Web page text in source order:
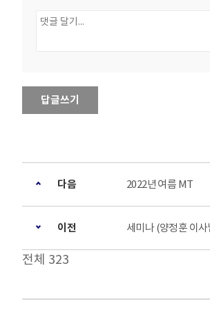
답글쓰기
다음 2022년 여름 MT
이전 세미나 (양정훈 이
전체 323